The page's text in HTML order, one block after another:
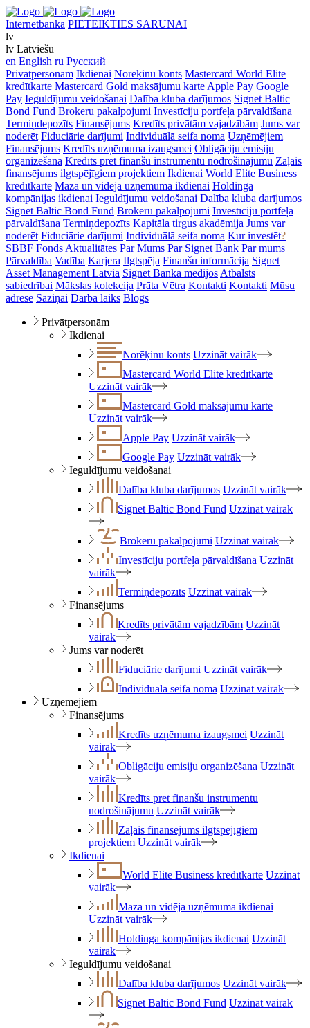
Internetbanka PIETEIKTIES SARUNAI
lv
lv Latviešu
en English ru Русский
Privātpersonām Ikdienai Norēķinu konts Mastercard World Elite
kredītkarte Mastercard Gold maksājumu karte Apple Pay Google
Pay Ieguldījumu veidošanai Dalība kluba darījumos Signet Baltic
Bond Fund Brokeru pakalpojumi Investīciju portfeļa pārvaldīšana
Termiņdepozīts Finansējums Kredīts privātām vajadzībām Jums var
noderēt Fiduciārie darījumi Individuālā seifa noma Uzņēmējiem
Finansējums Kredīts uzņēmuma izaugsmei Obligāciju emisiju
organizēšana Kredīts pret finanšu instrumentu nodrošinājumu Zaļais
finansējums ilgtspējīgiem projektiem Ikdienai World Elite Business
kredītkarte Maza un vidēja uzņēmuma ikdienai Holdinga
kompānijas ikdienai Ieguldījumu veidošanai Dalība kluba darījumos
Signet Baltic Bond Fund Brokeru pakalpojumi Investīciju portfeļa
pārvaldīšana Termiņdepozīts Kapitāla tirgus akadēmija Jums var
noderēt Fiduciārie darījumi Individuālā seifa noma Kur investēt?
SBBF Fonds Aktualitātes Par Mums Par Signet Bank Par mums
Pārvaldība Vadība Karjera Ilgtspēja Finanšu informācija Signet
Asset Management Latvia Signet Banka medijos Atbalsts
sabiedrībai Mākslas kolekcija Prāta Vētra Kontakti Kontakti Mūsu
adrese Saziņai Darba laiks Blogs
Privātpersonām
Ikdienai
Norēķinu konts Uzzināt vairāk
Mastercard World Elite kredītkarte
Uzzināt vairāk
Mastercard Gold maksājumu karte
Uzzināt vairāk
Apple Pay Uzzināt vairāk
Google Pay Uzzināt vairāk
Ieguldījumu veidošanai
Dalība kluba darījumos Uzzināt vairāk
Signet Baltic Bond Fund Uzzināt vairāk
Brokeru pakalpojumi Uzzināt vairāk
Investīciju portfeļa pārvaldīšana Uzzināt
vairāk
Termiņdepozīts Uzzināt vairāk
Finansējums
Kredīts privātām vajadzībām Uzzināt
vairāk
Jums var noderēt
Fiduciārie darījumi Uzzināt vairāk
Individuālā seifa noma Uzzināt vairāk
Uzņēmējiem
Finansējums
Kredīts uzņēmuma izaugsmei Uzzināt
vairāk
Obligāciju emisiju organizēšana Uzzināt
vairāk
Kredīts pret finanšu instrumentu
nodrošinājumu Uzzināt vairāk
Zaļais finansējums ilgtspējīgiem
projektiem Uzzināt vairāk
Ikdienai
World Elite Business kredītkarte Uzzināt
vairāk
Maza un vidēja uzņēmuma ikdienai
Uzzināt vairāk
Holdinga kompānijas ikdienai Uzzināt
vairāk
Ieguldījumu veidošanai
Dalība kluba darījumos Uzzināt vairāk
Signet Baltic Bond Fund Uzzināt vairāk